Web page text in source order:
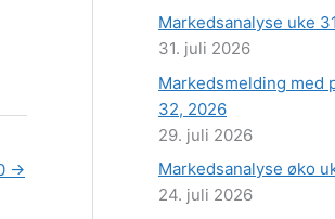
→
Markedsanalyse uke
31. juli 2026
Markedsmelding med
32, 2026
29. juli 2026
Markedsanalyse øko
24. juli 2026